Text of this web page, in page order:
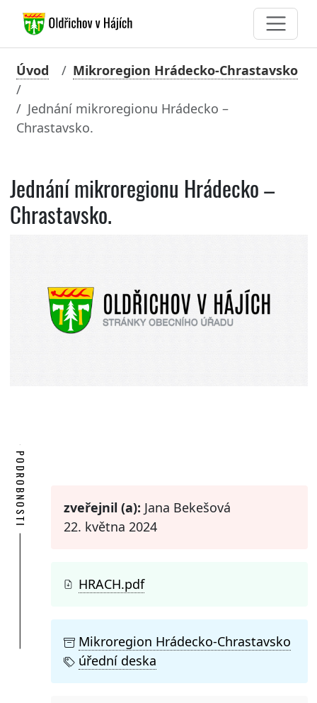
Úvod Mikroregion Hrádecko-Chrastavsko
Jednání mikroregionu Hrádecko –
Chrastavsko.
Jednání mikroregionu Hrádecko –
Chrastavsko.
PODROBNOSTI zveřejnil (a): Jana Bekešová
22. května 2024
HRACH.pdf
Mikroregion Hrádecko-Chrastavsko
úřední deska